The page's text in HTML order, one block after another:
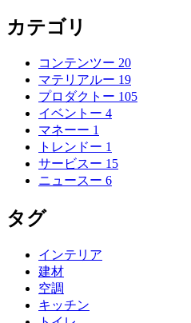
カテゴリ
コンテンツー 20
マテリアルー 19
プロダクト ー 105
イベント ー 4
マネーー 1
トレンドー 1
サービスー 15
ニュースー 6
タグ
インテリア
建材
空調
キッチン